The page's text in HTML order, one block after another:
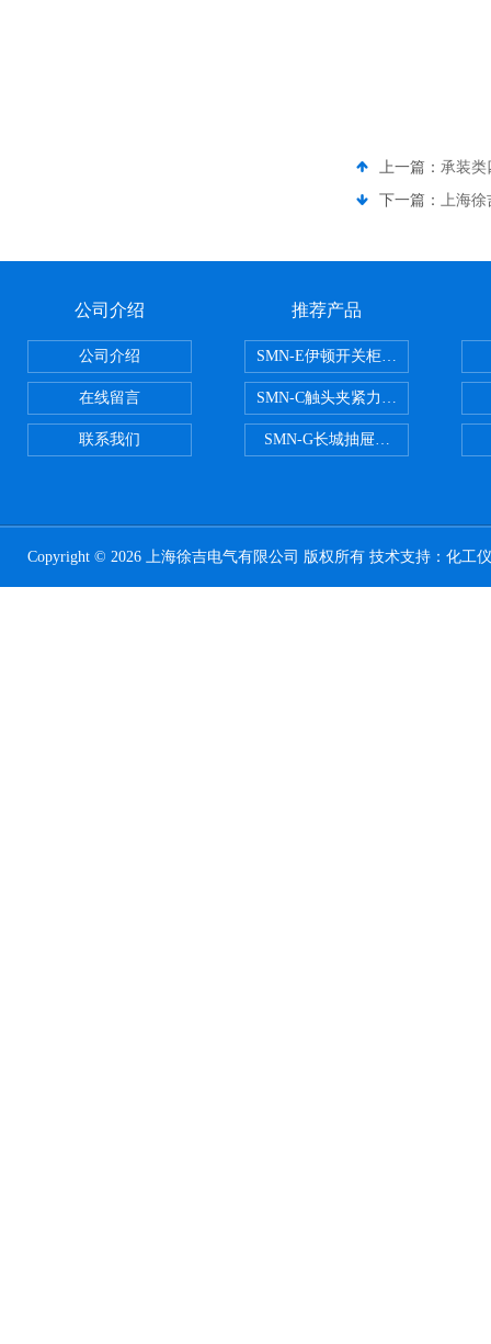
上一篇： 承装类
下一篇： 上海徐
公司介绍
公司介绍
在线留言
联系我们
推荐产品
SMN-E伊顿开关柜触头夹紧力检
SMN-C触头夹紧力检测仪
SMN-G长城抽屉开关柜触头夹紧
Copyright © 2026 上海徐吉电气有限公司 版权所有 技术支持： 化工